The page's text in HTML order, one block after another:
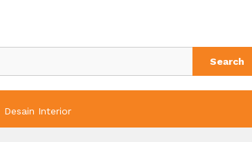
Search
Desain Interior